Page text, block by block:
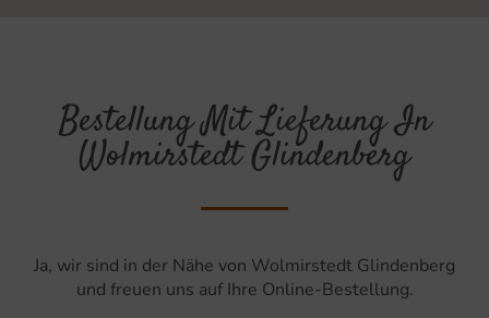
Bestellung Mit Lieferung In
Wolmirstedt Glindenberg
Ja, wir sind in der Nähe von Wolmirstedt Glindenberg
und freuen uns auf Ihre Online-Bestellung.